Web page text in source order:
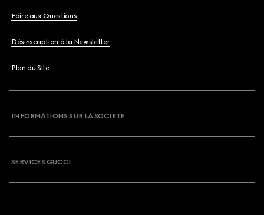
Foire aux Questions
Désinscription à la Newsletter
Plan du Site
INFORMATIONS SUR LA SOCIETE
SERVICES GUCCI